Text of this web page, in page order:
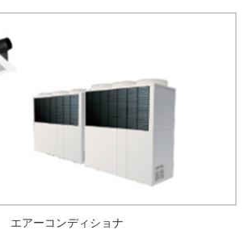
エアーコンディショナ